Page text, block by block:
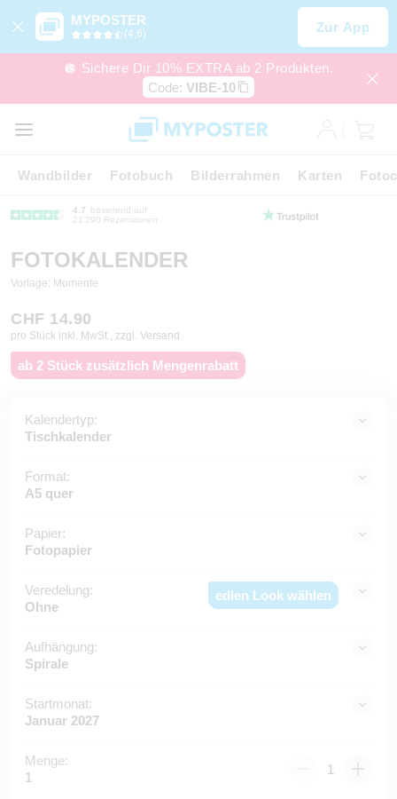
MYPOSTER
(4,6) Zur App
🪩 Sichere Dir 10% EXTRA ab 2 Produkten.
Code: VIBE-10
Wandbilder Fotobuch Bilderrahmen Karten
4.7
basierend auf
21’290 Rezensionen
FOTOKALENDER
Vorlage: Momente
CHF 14.90
pro Stück inkl. MwSt., zzgl. Versand
ab 2 Stück zusätzlich Mengenrabatt
Kalendertyp:
Tischkalender
Format:
A5 quer
Papier:
Fotopapier
Veredelung:
Ohne
edlen Look wählen
Aufhängung:
Spirale
Startmonat:
Januar 2027
Menge:
1